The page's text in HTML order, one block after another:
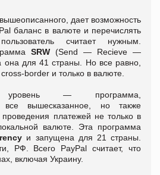
дает возможность
баланс в валюте и перечислять
считает нужным.
SRW (Send — Recieve —
она для 41 страны. Но все равно,
border и только в валюте.
— программа,
все вышесказанное, но также
платежей не только в
валюте. Эта программа
и запущена для 21 страны.
РФ. Всего PayPal считает, что
включая Украину.